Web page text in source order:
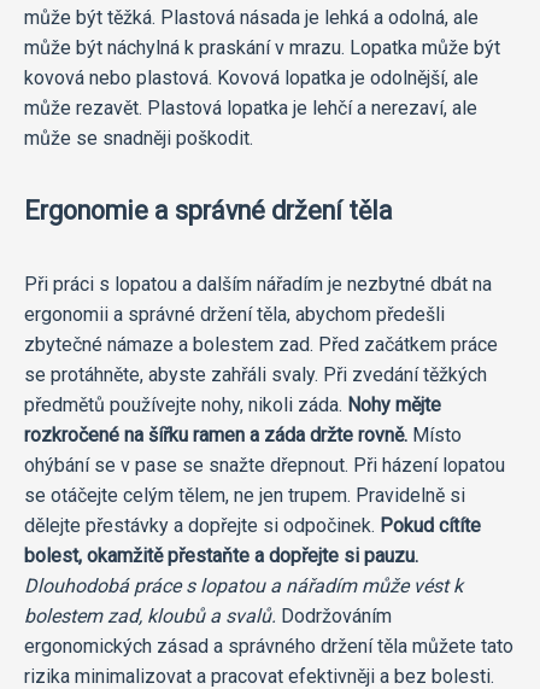
může být těžká. Plastová násada je lehká a odolná, ale
může být náchylná k praskání v mrazu. Lopatka může být
kovová nebo plastová. Kovová lopatka je odolnější, ale
může rezavět. Plastová lopatka je lehčí a nerezaví, ale
může se snadněji poškodit.
Ergonomie a správné držení těla
Při práci s lopatou a dalším nářadím je nezbytné dbát na
ergonomii a správné držení těla, abychom předešli
zbytečné námaze a bolestem zad. Před začátkem práce
se protáhněte, abyste zahřáli svaly. Při zvedání těžkých
předmětů používejte nohy, nikoli záda. Nohy mějte
rozkročené na šířku ramen a záda držte rovně. Místo
ohýbání se v pase se snažte dřepnout. Při házení lopatou
se otáčejte celým tělem, ne jen trupem. Pravidelně si
dělejte přestávky a dopřejte si odpočinek. Pokud cítíte
bolest, okamžitě přestaňte a dopřejte si pauzu.
Dlouhodobá práce s lopatou a nářadím může vést k
bolestem zad, kloubů a svalů. Dodržováním
ergonomických zásad a správného držení těla můžete tato
rizika minimalizovat a pracovat efektivněji a bez bolesti.